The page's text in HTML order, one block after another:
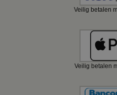
Veilig betalen
Veilig betalen